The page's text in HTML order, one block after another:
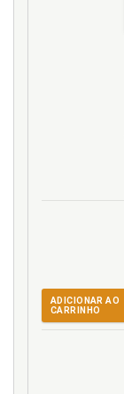
ADICIONAR AO
CARRINHO